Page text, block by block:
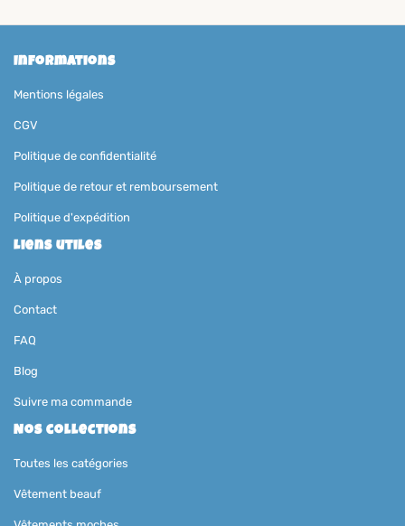
Informations
Mentions légales
CGV
Politique de confidentialité
Politique de retour et remboursement
Politique d'expédition
Liens utiles
À propos
Contact
FAQ
Blog
Suivre ma commande
Nos collections
Toutes les catégories
Vêtement beauf